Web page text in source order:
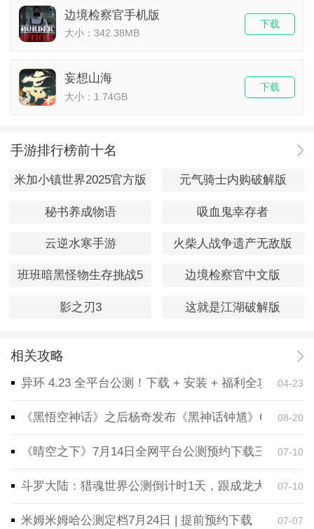
边境检察官手机版
大小：342.38MB
下载
妄想山海
大小：1.74GB
下载
手游排行榜前十名
米加小镇世界2025官方版 元气骑士内购破解版
秘书养成物语 吸血鬼幸存者
云逆水寒手游 火柴人战争遗产无敌版
班班暗黑怪物生存挑战5 边境检察官中文版
影之刃3 这就是江湖破解版
相关攻略
异环 4.23 全平台公测！下载 + 安装 + 福利全攻略，一
04-23
《黑悟空神话》之后杨奇发布《黑神话钟馗》CG！预
08-20
《晴空之下》7月14日全网平台公测预约下载三端同步
07-10
斗罗大陆：猎魂世界公测倒计时1天，跟成龙大哥一起
07-10
米姆米姆哈公测定档7月24日 | 提前预约下载 07-07